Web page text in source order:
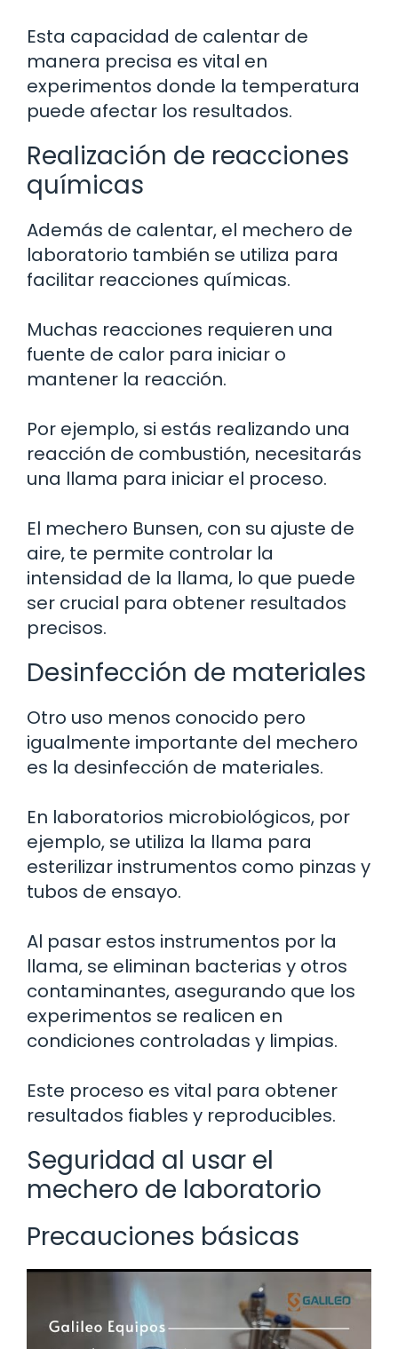
Esta capacidad de calentar de
manera precisa es vital en
experimentos donde la temperatura
puede afectar los resultados.
Realización de reacciones
químicas
Además de calentar, el mechero de
laboratorio también se utiliza para
facilitar reacciones químicas.
Muchas reacciones requieren una
fuente de calor para iniciar o
mantener la reacción.
Por ejemplo, si estás realizando una
reacción de combustión, necesitarás
una llama para iniciar el proceso.
El mechero Bunsen, con su ajuste de
aire, te permite controlar la
intensidad de la llama, lo que puede
ser crucial para obtener resultados
precisos.
Desinfección de materiales
Otro uso menos conocido pero
igualmente importante del mechero
es la desinfección de materiales.
En laboratorios microbiológicos, por
ejemplo, se utiliza la llama para
esterilizar instrumentos como pinzas y
tubos de ensayo.
Al pasar estos instrumentos por la
llama, se eliminan bacterias y otros
contaminantes, asegurando que los
experimentos se realicen en
condiciones controladas y limpias.
Este proceso es vital para obtener
resultados fiables y reproducibles.
Seguridad al usar el
mechero de laboratorio
Precauciones básicas